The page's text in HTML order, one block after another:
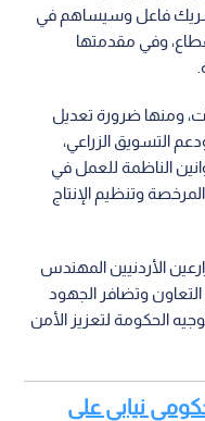
شريك فاعل وسيساهم في
وفي مقدمتها
ومنها ضرورة تعديل
التسويق الزراعي،
الناظمة للعمل في
وتنظيم الإنتاج
الأردنيين المهندس
التعاون وتضافر الجهود
الحكومة لتعزيز الأمن
نيابي على